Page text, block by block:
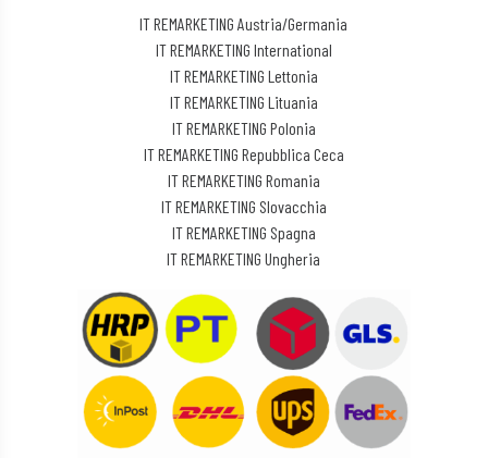
IT REMARKETING Austria/Germania
IT REMARKETING International
IT REMARKETING Lettonia
IT REMARKETING Lituania
IT REMARKETING Polonia
IT REMARKETING Repubblica Ceca
IT REMARKETING Romania
IT REMARKETING Slovacchia
IT REMARKETING Spagna
IT REMARKETING Ungheria